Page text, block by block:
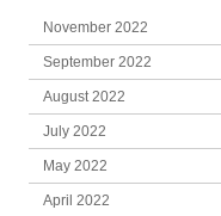
November 2022
September 2022
August 2022
July 2022
May 2022
April 2022